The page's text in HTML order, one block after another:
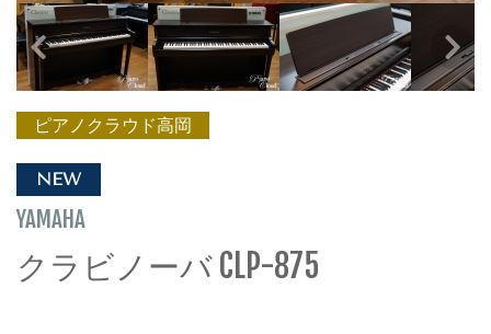
ピアノクラウド高岡
NEW
YAMAHA
クラビノーバ CLP-875